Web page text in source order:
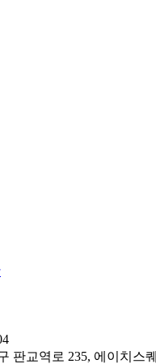
판교역로 235, 에이치스